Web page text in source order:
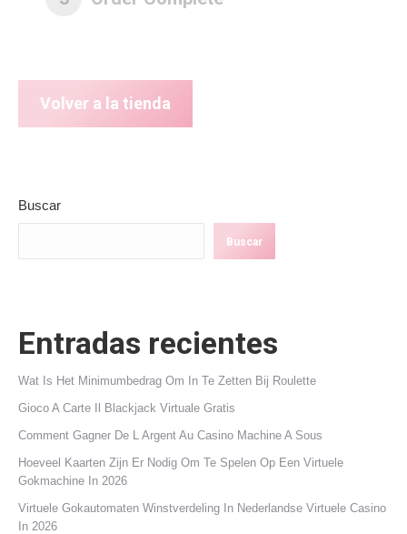
Volver a la tienda
Buscar
Buscar
Entradas recientes
Wat Is Het Minimumbedrag Om In Te Zetten Bij Roulette
Gioco A Carte Il Blackjack Virtuale Gratis
Comment Gagner De L Argent Au Casino Machine A Sous
Hoeveel Kaarten Zijn Er Nodig Om Te Spelen Op Een Virtuele
Gokmachine In 2026
Virtuele Gokautomaten Winstverdeling In Nederlandse Virtuele Casino
In 2026